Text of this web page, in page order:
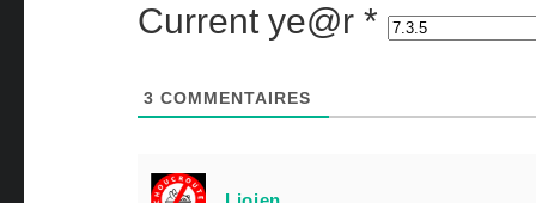
Current ye@r *
3 COMMENTAIRES